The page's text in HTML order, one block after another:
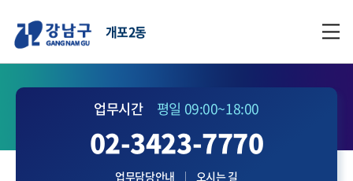
개포2동
업무시간 평일 09:00~18:00
02-3423-7770
업무담당안내 오시는 길